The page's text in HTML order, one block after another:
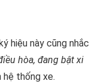
hiệu này cũng nhắc
hòa, đang bật xi
hệ thống xe.